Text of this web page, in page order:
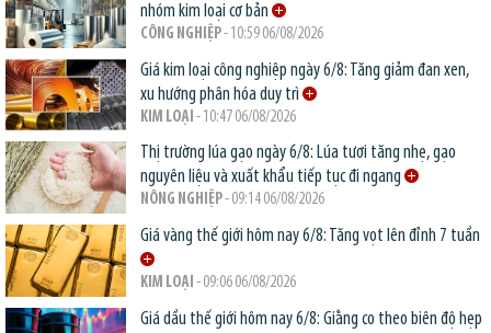
nhóm kim loại cơ bản
CÔNG NGHIỆP- 10:59 06/08/2026
Giá kim loại công nghiệp ngày 6/8: Tăng giảm đan xen,
xu hướng phân hóa duy trì
KIM LOẠI - 10:47 06/08/2026
Thị trường lúa gạo ngày 6/8: Lúa tươi tăng nhẹ, gạo
nguyên liệu và xuất khẩu tiếp tục đi ngang
NÔNG NGHIỆP- 09:14 06/08/2026
Giá vàng thế giới hôm nay 6/8: Tăng vọt lên đỉnh 7 tuần
KIM LOẠI - 09:06 06/08/2026
Giá dầu thế giới hôm nay 6/8: Giằng co theo biên độ hẹp